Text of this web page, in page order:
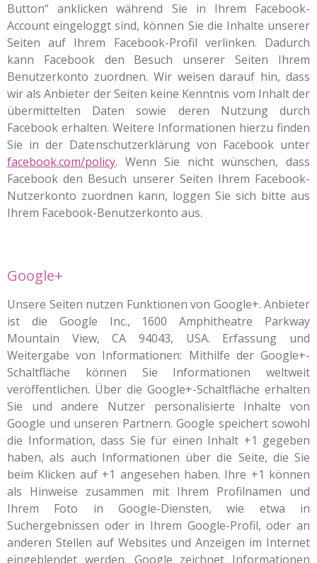
Button“ anklicken während Sie in Ihrem Facebook-
Account eingeloggt sind, können Sie die Inhalte unserer
Seiten auf Ihrem Facebook-Profil verlinken. Dadurch
kann Facebook den Besuch unserer Seiten Ihrem
Benutzerkonto zuordnen. Wir weisen darauf hin, dass
wir als Anbieter der Seiten keine Kenntnis vom Inhalt der
übermittelten Daten sowie deren Nutzung durch
Facebook erhalten. Weitere Informationen hierzu finden
Sie in der Datenschutzerklärung von Facebook unter
facebook.com/policy. Wenn Sie nicht wünschen, dass
Facebook den Besuch unserer Seiten Ihrem Facebook-
Nutzerkonto zuordnen kann, loggen Sie sich bitte aus
Ihrem Facebook-Benutzerkonto aus.
Google+
Unsere Seiten nutzen Funktionen von Google+. Anbieter
ist die Google Inc., 1600 Amphitheatre Parkway
Mountain View, CA 94043, USA. Erfassung und
Weitergabe von Informationen: Mithilfe der Google+-
Schaltfläche können Sie Informationen weltweit
veröffentlichen. Über die Google+-Schaltfläche erhalten
Sie und andere Nutzer personalisierte Inhalte von
Google und unseren Partnern. Google speichert sowohl
die Information, dass Sie für einen Inhalt +1 gegeben
haben, als auch Informationen über die Seite, die Sie
beim Klicken auf +1 angesehen haben. Ihre +1 können
als Hinweise zusammen mit Ihrem Profilnamen und
Ihrem Foto in Google-Diensten, wie etwa in
Suchergebnissen oder in Ihrem Google-Profil, oder an
anderen Stellen auf Websites und Anzeigen im Internet
eingeblendet werden. Google zeichnet Informationen